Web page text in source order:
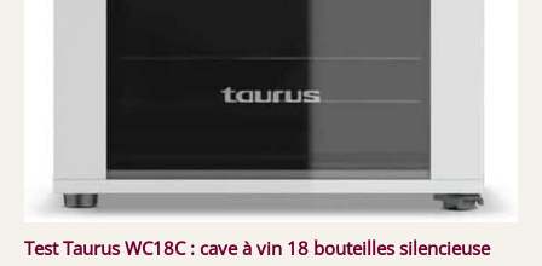
Test Taurus WC18C : cave à vin 18 bouteilles silencieuse